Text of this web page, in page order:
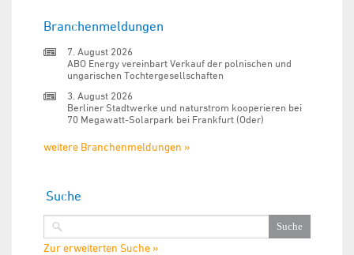
Branchenmeldungen
7. August 2026
ABO Energy vereinbart Verkauf der polnischen und
ungarischen Tochtergesellschaften
3. August 2026
Berliner Stadtwerke und naturstrom kooperieren bei
70 Megawatt-Solarpark bei Frankfurt (Oder)
weitere Branchenmeldungen »
Suche
Zur erweiterten Suche »